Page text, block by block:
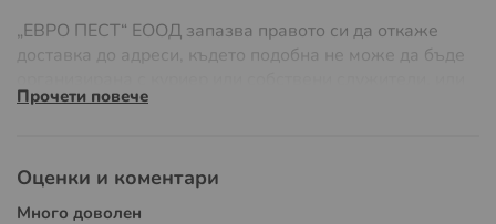
„ЕВРО ПЕСТ“ ЕООД запазва правото си да откаже
доставка до адреси, където подобна не може да бъде
ако разходите на доставка значително надвишават
Всички поръчки, направени след 15:00 ч. в рамките на
Прочети повече
Оценки и коментари
Много доволен